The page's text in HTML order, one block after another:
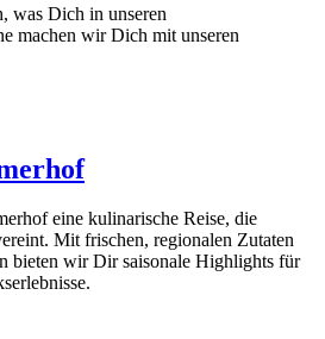
was Dich in unseren
machen wir Dich mit unseren
eine kulinarische Reise, die
Mit frischen, regionalen Zutaten
bieten wir Dir saisonale Highlights für